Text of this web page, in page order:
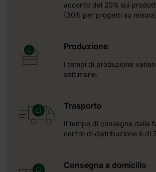
acconto del 20% sui
(30% per progetti su
Produzione
I tempi di produzione
settimane.
Trasporto
Il tempo di consegna dalla
centro di distribuzione è di
Consegna a domicilio